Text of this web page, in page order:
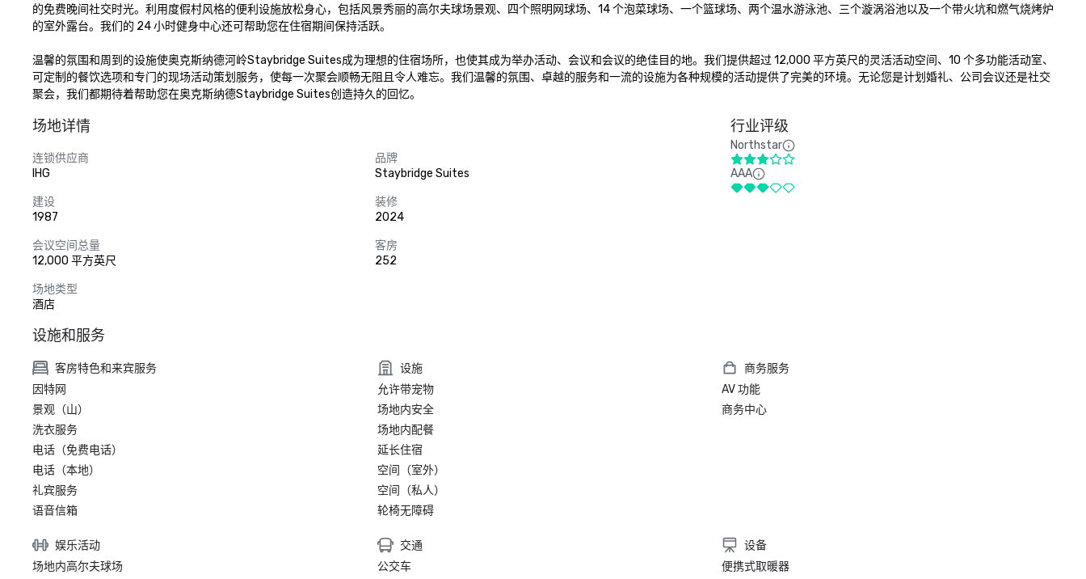
的免费晚间社交时光。利用度假村风格的便利设施放松身心，包括风景秀丽的高尔夫球场景观、四个照明网球场、14 个泡菜球场、一个篮球场、两个温水游泳池、三个漩涡浴池以及一个带火坑和燃气烧烤炉
的室外露台。我们的 24 小时健身中心还可帮助您在住宿期间保持活跃。
温馨的氛围和周到的设施使奥克斯纳德河岭Staybridge Suites成为理想的住宿场所，也使其成为举办活动、会议和会议的绝佳目的地。我们提供超过 12,000 平方英尺的灵活活动空间、10 个多功能活动室、
可定制的餐饮选项和专门的现场活动策划服务，使每一次聚会顺畅无阻且令人难忘。我们温馨的氛围、卓越的服务和一流的设施为各种规模的活动提供了完美的环境。无论您是计划婚礼、公司会议还是社交
聚会，我们都期待着帮助您在奥克斯纳德Staybridge Suites创造持久的回忆。
场地详情
连锁供应商
IHG
品牌
Staybridge Suites
建设
1987
装修
2024
会议空间总量
12,000 平方英尺
客房
252
场地类型
酒店
行业评级
Northstar
AAA
设施和服务
客房特色和来宾服务
因特网
景观（山）
洗衣服务
电话（免费电话）
电话（本地）
礼宾服务
语音信箱
设施
允许带宠物
场地内安全
场地内配餐
延长住宿
空间（室外）
空间（私人）
轮椅无障碍
商务服务
AV 功能
商务中心
娱乐活动
场地内高尔夫球场
交通
公交车
设备
便携式取暖器